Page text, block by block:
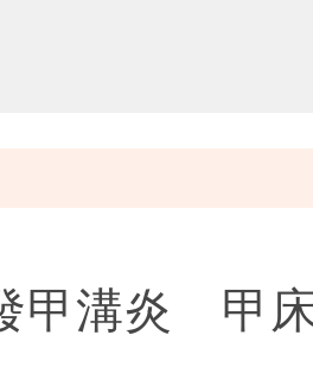
刻意阻擋
憶
甲溝炎 甲